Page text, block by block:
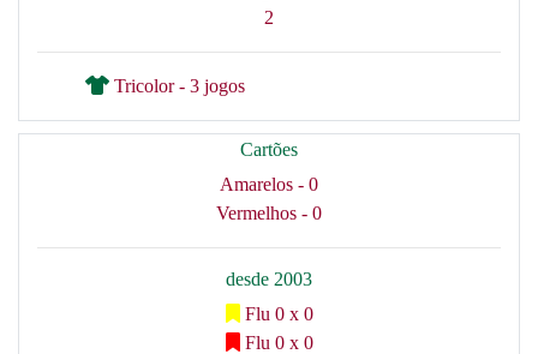
2
Tricolor - 3 jogos
Cartões
Amarelos - 0
Vermelhos - 0
desde 2003
Flu 0 x 0
Flu 0 x 0